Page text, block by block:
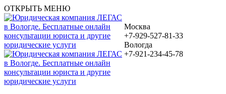
ОТКРЫТЬ МЕНЮ
Москва
+7-929-527-81-33
Вологда
+7-921-234-45-78